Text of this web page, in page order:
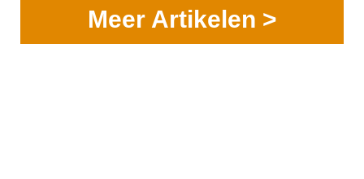
Meer Artikelen >